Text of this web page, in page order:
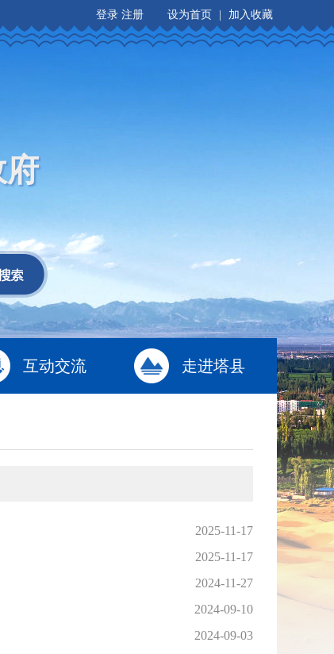
设为首页 加入收藏
登录 注册
府
互动交流 走进塔县
2025-11-17
2025-11-17
2024-11-27
2024-09-10
2024-09-03